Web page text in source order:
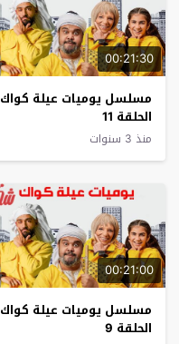
00:21:30
مسلسل يوميات عيلة كواك
الحلقة 11
منذ 3 سنوات
00:21:00
مسلسل يوميات عيلة كواك
الحلقة 9